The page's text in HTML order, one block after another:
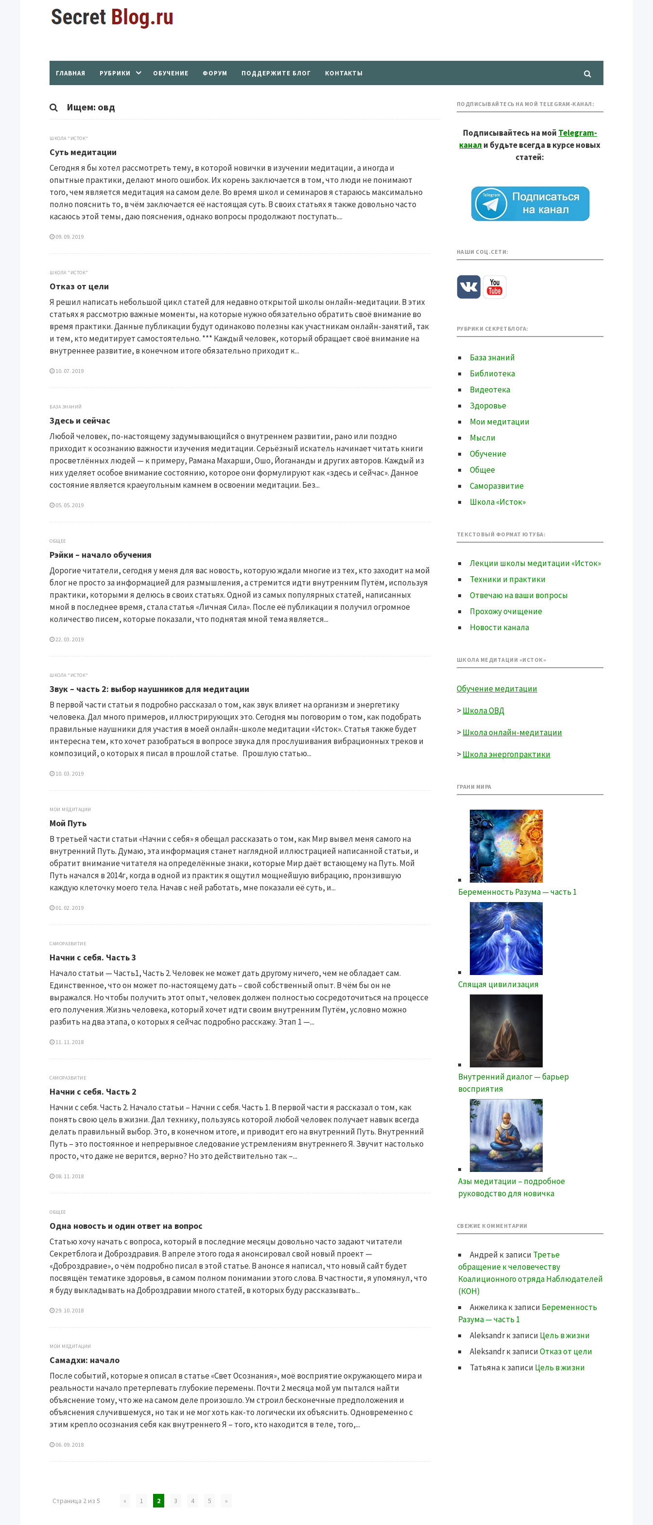
ГЛАВНАЯ РУБРИКИ ОБУЧЕНИЕ ФОРУМ ПОДДЕРЖИТЕ БЛОГ КОНТАКТЫ
Ищем: овд
ШКОЛА "ИСТОК"
Суть медитации
Сегодня я бы хотел рассмотреть тему, в которой новички в изучении медитации, а иногда и
опытные практики, делают много ошибок. Их корень заключается в том, что люди не понимают
того, чем является медитация на самом деле. Во время школ и семинаров я стараюсь максимально
полно пояснить то, в чём заключается её настоящая суть. В своих статьях я также довольно часто
касаюсь этой темы, даю пояснения, однако вопросы продолжают поступать....
09. 09. 2019
ШКОЛА "ИСТОК"
Отказ от цели
Я решил написать небольшой цикл статей для недавно открытой школы онлайн-медитации. В этих
статьях я рассмотрю важные моменты, на которые нужно обязательно обратить своё внимание во
время практики. Данные публикации будут одинаково полезны как участникам онлайн-занятий, так
и тем, кто медитирует самостоятельно. *** Каждый человек, который обращает своё внимание на
внутреннее развитие, в конечном итоге обязательно приходит к...
10. 07. 2019
БАЗА ЗНАНИЙ
Здесь и сейчас
Любой человек, по-настоящему задумывающийся о внутреннем развитии, рано или поздно
приходит к осознанию важности изучения медитации. Серьёзный искатель начинает читать книги
просветлённых людей — к примеру, Рамана Махарши, Ошо, Йогананды и других авторов. Каждый из
них уделяет особое внимание состоянию, которое они формулируют как «здесь и сейчас». Данное
состояние является краеугольным камнем в освоении медитации. Без...
05. 05. 2019
ОБЩЕЕ
Рэйки – начало обучения
Дорогие читатели, сегодня у меня для вас новость, которую ждали многие из тех, кто заходит на мой
блог не просто за информацией для размышления, а стремится идти внутренним Путём, используя
практики, которыми я делюсь в своих статьях. Одной из самых популярных статей, написанных
мной в последнее время, стала статья «Личная Сила». После её публикации я получил огромное
количество писем, которые показали, что поднятая мной тема является...
22. 03. 2019
ШКОЛА "ИСТОК"
Звук – часть 2: выбор наушников для медитации
В первой части статьи я подробно рассказал о том, как звук влияет на организм и энергетику
человека. Дал много примеров, иллюстрирующих это. Сегодня мы поговорим о том, как подобрать
правильные наушники для участия в моей онлайн-школе медитации «Исток». Статья также будет
интересна тем, кто хочет разобраться в вопросе звука для прослушивания вибрационных треков и
композиций, о которых я писал в прошлой статье. Прошлую статью...
10. 03. 2019
МОИ МЕДИТАЦИИ
Мой Путь
В третьей части статьи «Начни с себя» я обещал рассказать о том, как Мир вывел меня самого на
внутренний Путь. Думаю, эта информация станет наглядной иллюстрацией написанной статьи, и
обратит внимание читателя на определённые знаки, которые Мир даёт встающему на Путь. Мой
Путь начался в 2014г, когда в одной из практик я ощутил мощнейшую вибрацию, пронзившую
каждую клеточку моего тела. Начав с ней работать, мне показали её суть, и...
01. 02. 2019
САМОРАЗВИТИЕ
Начни с себя. Часть 3
Начало статьи — Часть1, Часть 2. Человек не может дать другому ничего, чем не обладает сам.
Единственное, что он может по-настоящему дать – свой собственный опыт. В чём бы он не
выражался. Но чтобы получить этот опыт, человек должен полностью сосредоточиться на процессе
его получения. Жизнь человека, который хочет идти своим внутренним Путём, условно можно
разбить на два этапа, о которых я сейчас подробно расскажу. Этап 1 —...
11. 11. 2018
САМОРАЗВИТИЕ
Начни с себя. Часть 2
Начни с себя. Часть 2. Начало статьи – Начни с себя. Часть 1. В первой части я рассказал о том, как
понять свою цель в жизни. Дал технику, пользуясь которой любой человек получает навык всегда
делать правильный выбор. Это, в конечном итоге, и приводит его на внутренний Путь. Внутренний
Путь – это постоянное и непрерывное следование устремлениям внутреннего Я. Звучит настолько
просто, что даже не верится, верно? Но это действительно так –...
08. 11. 2018
ОБЩЕЕ
Одна новость и один ответ на вопрос
Статью хочу начать с вопроса, который в последние месяцы довольно часто задают читатели
Секретблога и Доброздравия. В апреле этого года я анонсировал свой новый проект —
«Доброздравие», о чём подробно писал в этой статье. В анонсе я написал, что новый сайт будет
посвящён тематике здоровья, в самом полном понимании этого слова. В частности, я упомянул, что
я буду выкладывать на Доброздравии много статей, в которых буду рассказывать...
29. 10. 2018
МОИ МЕДИТАЦИИ
Самадхи: начало
После событий, которые я описал в статье «Свет Осознания», моё восприятие окружающего мира и
реальности начало претерпевать глубокие перемены. Почти 2 месяца мой ум пытался найти
объяснение тому, что же на самом деле произошло. Ум строил бесконечные предположения и
объяснения случившемуся, но так и не мог хоть как-то логически их объяснить. Одновременно с
этим крепло осознания себя как внутреннего Я – того, кто находится в теле, того,...
06. 09. 2018
Страница 2 из 5 « 1 2 3 4 5 »
ПОДПИСЫВАЙТЕСЬ НА МОЙ TELEGRAM-КАНАЛ:
Подписывайтесь на мой Telegram-
канал и будьте всегда в курсе новых
статей:
НАШИ СОЦ.СЕТИ:
РУБРИКИ СЕКРЕТБЛОГА:
База знаний
Библиотека
Видеотека
Здоровье
Мои медитации
Мысли
Обучение
Общее
Саморазвитие
Школа «Исток»
ТЕКСТОВЫЙ ФОРМАТ ЮТУБА:
Лекции школы медитации «Исток»
Техники и практики
Отвечаю на ваши вопросы
Прохожу очищение
Новости канала
ШКОЛА МЕДИТАЦИИ «ИСТОК»
Обучение медитации
>Школа ОВД
>Школа онлайн-медитации
>Школа энергопрактики
ГРАНИ МИРА
Беременность Разума — часть 1
Спящая цивилизация
Внутренний диалог — барьер
восприятия
Азы медитации – подробное
руководство для новичка
СВЕЖИЕ КОММЕНТАРИИ
Андрей к записи Третье
обращение к человечеству
Коалиционного отряда Наблюдателей
(КОН)
Анжеликак записи Беременность
Разума — часть 1
Aleksandrк записи Цель в жизни
Aleksandrк записиОтказ от цели
Татьянак записи Цель в жизни